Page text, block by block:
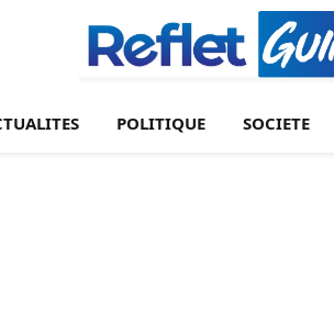
POLITIQUE SOCIETE